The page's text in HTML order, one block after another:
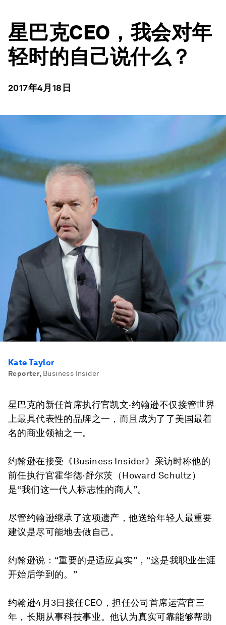
星巴克CEO，我会对年
轻时的自己说什么？
2017年4月18日
Kate Taylor
Reporter, Business Insider
星巴克的新任首席执行官凯文·约翰逊不仅接管世界
上最具代表性的品牌之一，而且成为了了美国最着
名的商业领袖之一。
约翰逊在接受《Business Insider》采访时称他的
前任执行官霍华德·舒尔茨（Howard Schultz）
是“我们这一代人标志性的商人”。
尽管约翰逊继承了这项遗产，他送给年轻人最重要
建议是尽可能地去做自己。
约翰逊说：“重要的是适应真实”，“这是我职业生涯
开始后学到的。”
约翰逊4月3日接任CEO，担任公司首席运营官三
年，长期从事科技事业。他认为真实可靠能够帮助